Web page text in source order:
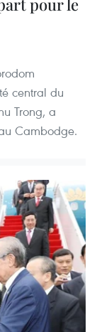
central du
Trong, a
Cambodge.